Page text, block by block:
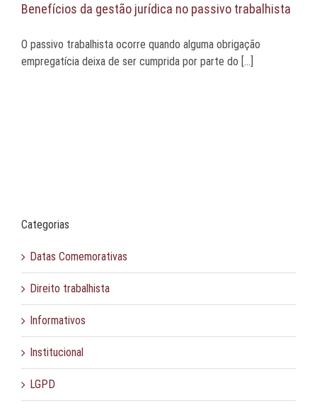
Benefícios da gestão jurídica no passivo trabalhista
O passivo trabalhista ocorre quando alguma obrigação
empregatícia deixa de ser cumprida por parte do [...]
Categorias
Datas Comemorativas
Direito trabalhista
Informativos
Institucional
LGPD